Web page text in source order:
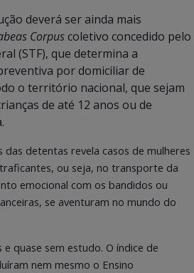
deverá ser ainda mais
Corpuscoletivo concedido pelo
(STF), que determina a
por domiciliar de
o território nacional, que sejam
de até 12 anos ou de
detentas revela casos de mulheres
ou seja, no transporte da
emocional com os bandidos ou
se aventuram no mundo do
quase sem estudo. O índice de
nem mesmo o Ensino